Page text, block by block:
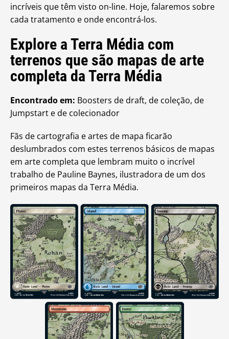
incríveis que têm visto on-line. Hoje, falaremos sobre
cada tratamento e onde encontrá-los.
Explore a Terra Média com
terrenos que são mapas de arte
completa da Terra Média
Encontrado em: Boosters de draft, de coleção, de
Jumpstart e de colecionador
Fãs de cartografia e artes de mapa ficarão
deslumbrados com estes terrenos básicos de mapas
em arte completa que lembram muito o incrível
trabalho de Pauline Baynes, ilustradora de um dos
primeiros mapas da Terra Média.